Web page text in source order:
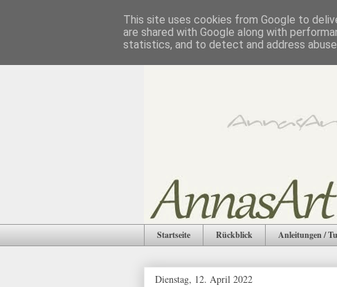
Startseite Rückblick Anleitungen /
Dienstag, 12. April 2022
This site uses cookies from Google to
are shared with Google along with
statistics, and to detect and address